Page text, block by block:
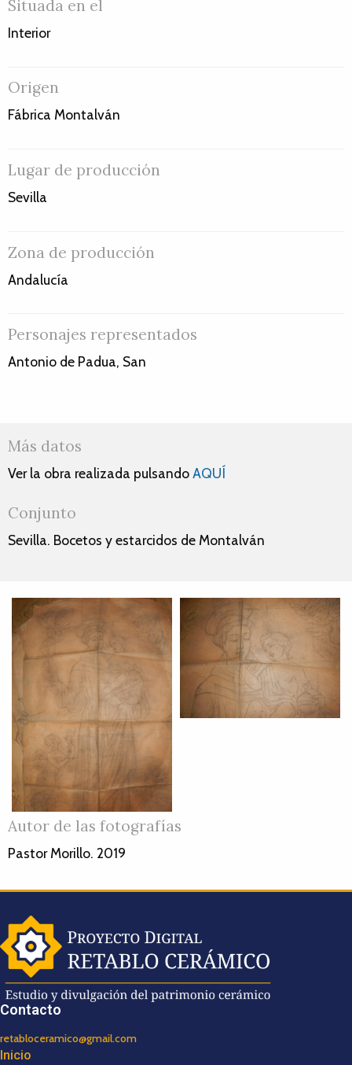
Situada en el
Interior
Origen
Fábrica Montalván
Lugar de producción
Sevilla
Zona de producción
Andalucía
Personajes representados
Antonio de Padua, San
Más datos
Ver la obra realizada pulsandoAQUÍ
Conjunto
Sevilla. Bocetos y estarcidos de Montalván
Autor de las fotografías
Pastor Morillo. 2019
Contacto
retabloceramico@gmail.com
Inicio